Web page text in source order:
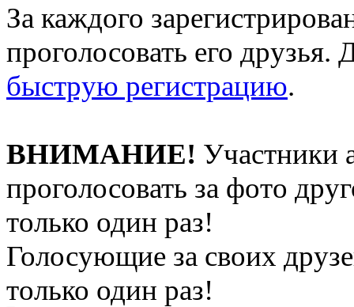
За каждого
проголосовать его
быструю регистрацию.
ВНИМАНИЕ! Участники
проголосовать за фото
только один раз!
Голосующие за своих
только один раз!